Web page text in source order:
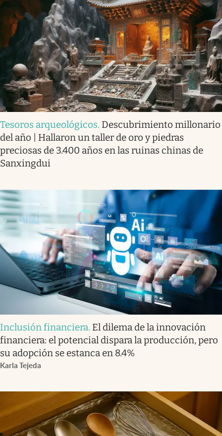
Tesoros arqueológicos. Descubrimiento millonario
del año | Hallaron un taller de oro y piedras
preciosas de 3.400 años en las ruinas chinas de
Sanxingdui
Inclusión financiera. El dilema de la innovación
financiera: el potencial dispara la producción, pero
su adopción se estanca en 8.4%
Karla Tejeda